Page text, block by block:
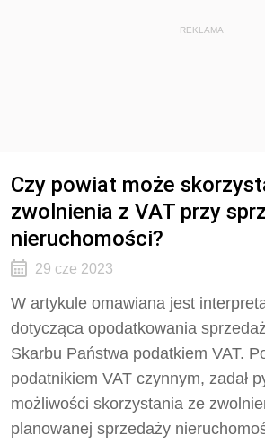
REKLAMA
Czy powiat może
zwolnienia z VAT przy
nieruchomości?
29 cze 2023
W artykule omawiana jest
dotycząca opodatkowania
Skarbu Państwa podatkiem VAT.
podatnikiem VAT czynnym, zadał
możliwości skorzystania ze
planowanej sprzedaży